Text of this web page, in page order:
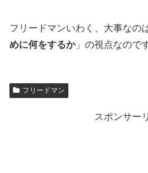
フリードマンいわく、大事なの
めに何をするか」の視点なので
フリードマン
スポンサー